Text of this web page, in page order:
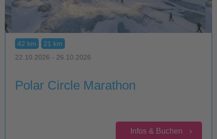
42 km
21 km
22.10.2026 - 26.10.2026
Polar Circle Marathon
Infos & Buchen